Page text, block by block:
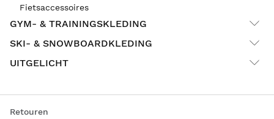
Fietsaccessoires
GYM- & TRAININGSKLEDING
SKI- & SNOWBOARDKLEDING
UITGELICHT
Retouren